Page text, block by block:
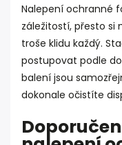
Nalepení ochranné
záležitostí, přesto si
troše klidu každý.
postupovat podle
balení jsou
dokonale očistíte